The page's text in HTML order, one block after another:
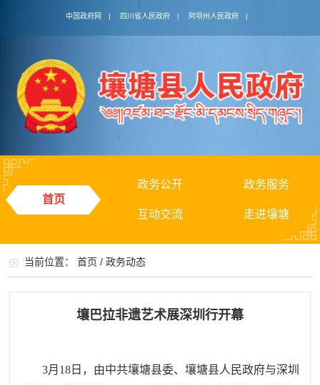
中国政府网 | 四川省人民政府 | 阿坝州人民政府 |
首页
政务公开 政务服务
互动交流 走进壤塘
当前位置：首页 /政务动态
壤巴拉非遗艺术展深圳行开幕
3月18日，由中共壤塘县委、壤塘县人民政府与深圳